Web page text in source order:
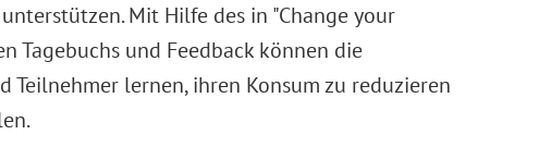
Mit Hilfe des in "Change your
Tagebuchs und Feedback können die
Teilnehmer lernen, ihren Konsum zu reduzieren